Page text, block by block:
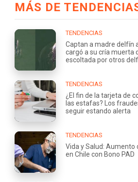
MÁS DE
TENDENCIAS
Captan a madre delfín
cargó a su cría muerta
escoltada por otros
TENDENCIAS
¿El fin de la tarjeta de
las estafas? Los
seguir estando alerta
TENDENCIAS
Vida y Salud: Aumento
en Chile con Bono PAD